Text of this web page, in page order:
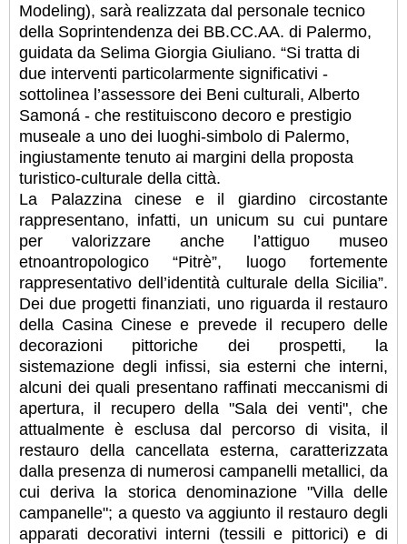
Modeling), sarà realizzata dal personale tecnico
della Soprintendenza dei BB.CC.AA. di Palermo,
guidata da Selima Giorgia Giuliano. “Si tratta di
due interventi particolarmente significativi -
sottolinea l’assessore dei Beni culturali, Alberto
Samoná - che restituiscono decoro e prestigio
museale a uno dei luoghi-simbolo di Palermo,
ingiustamente tenuto ai margini della proposta
turistico-culturale della città.
La Palazzina cinese e il giardino circostante
rappresentano, infatti, un unicum su cui puntare
per valorizzare anche l’attiguo museo
etnoantropologico “Pitrè”, luogo fortemente
rappresentativo dell’identità culturale della Sicilia”.
Dei due progetti finanziati, uno riguarda il restauro
della Casina Cinese e prevede il recupero delle
decorazioni pittoriche dei prospetti, la
sistemazione degli infissi, sia esterni che interni,
alcuni dei quali presentano raffinati meccanismi di
apertura, il recupero della "Sala dei venti", che
attualmente è esclusa dal percorso di visita, il
restauro della cancellata esterna, caratterizzata
dalla presenza di numerosi campanelli metallici, da
cui deriva la storica denominazione "Villa delle
campanelle"; a questo va aggiunto il restauro degli
apparati decorativi interni (tessili e pittorici) e di